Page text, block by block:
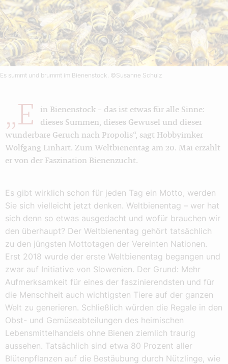
Es summt und brummt im Bienenstock. ©Susanne Schulz
„E
in Bienenstock – das ist etwas für alle Sinne:
dieses Summen, dieses Gewusel und dieser
wunderbare Geruch nach Propolis“, sagt Hobbyimker
Wolfgang Linhart. Zum Weltbienentag am 20. Mai erzählt
er von der Faszination Bienenzucht.
Es gibt wirklich schon für jeden Tag ein Motto, werden
Sie sich vielleicht jetzt denken. Weltbienentag – wer hat
sich denn so etwas ausgedacht und wofür brauchen wir
den überhaupt? Der Weltbienentag gehört tatsächlich
zu den jüngsten Mottotagen der Vereinten Nationen.
Erst 2018 wurde der erste Weltbienentag begangen und
zwar auf Initiative von Slowenien. Der Grund: Mehr
Aufmerksamkeit für eines der faszinierendsten und für
die Menschheit auch wichtigsten Tiere auf der ganzen
Welt zu generieren. Schließlich würden die Regale in den
Obst- und Gemüseabteilungen des heimischen
Lebensmittelhandels ohne Bienen ziemlich traurig
aussehen. Tatsächlich sind etwa 80 Prozent aller
Blütenpflanzen auf die Bestäubung durch Nützlinge, wie